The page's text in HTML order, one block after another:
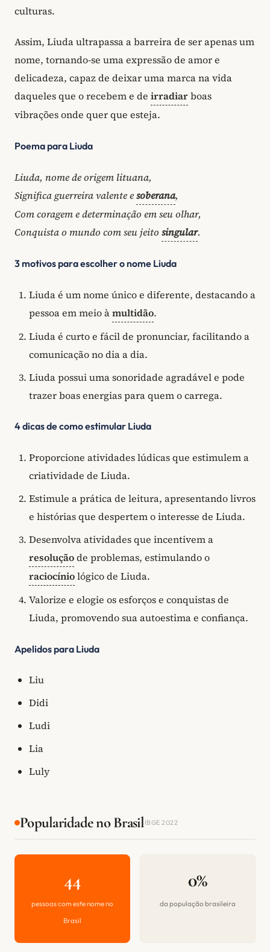
culturas.
Assim, Liuda ultrapassa a barreira de ser apenas um
nome, tornando-se uma expressão de amor e
delicadeza, capaz de deixar uma marca na vida
daqueles que o recebem e de irradiarboas
vibrações onde quer que esteja.
Poema para Liuda
Liuda, nome de origem lituana,
Significa guerreira valente esoberana,
Com coragem e determinação em seu olhar,
Conquista o mundo com seu jeito singular.
3 motivos para escolher o nome Liuda
Liuda é um nome único e diferente, destacando a
pessoa em meio àmultidão.
Liuda é curto e fácil de pronunciar, facilitando a
comunicação no dia a dia.
Liuda possui uma sonoridade agradável e pode
trazer boas energias para quem o carrega.
4 dicas de como estimular Liuda
Proporcione atividades lúdicas que estimulem a
criatividade de Liuda.
Estimule a prática de leitura, apresentando livros
e histórias que despertem o interesse de Liuda.
Desenvolva atividades que incentivem a
resoluçãode problemas, estimulando o
raciocíniológico de Liuda.
Valorize e elogie os esforços e conquistas de
Liuda, promovendo sua autoestima e confiança.
Apelidos para Liuda
Liu
Didi
Ludi
Lia
Luly
Popularidade no BrasilIBGE 2022
44
pessoas com este nome no
Brasil
0%
da população brasileira